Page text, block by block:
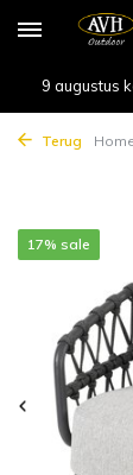
9 augustus
Terug
17% sale